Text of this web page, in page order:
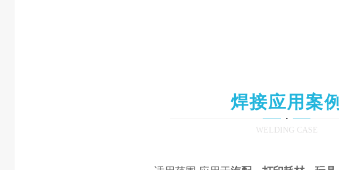
焊接应用案
WELDING CASE